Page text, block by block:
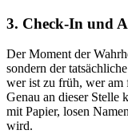
3. Check-In und
Der Moment der
sondern der
wer ist zu früh, wer am
Genau an dieser Stelle
mit Papier, losen
wird.